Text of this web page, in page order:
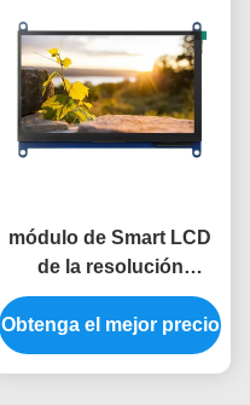
módulo de Smart LCD
de la resolución
1024x600 módulo de la
exhibición de 7
pulgadas para la
Obtenga el mejor precio